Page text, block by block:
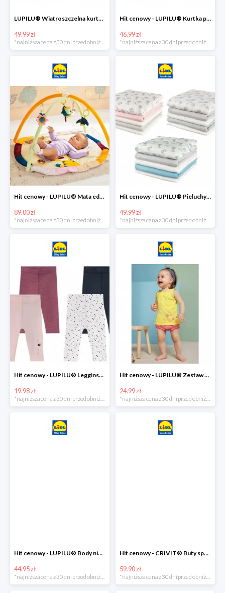
LUPILU® Wiatroszczelna kurtka dziecięca softshell, 1 sztuka
49.99 zł
Hit cenowy - LUPILU® Kurtka przeciwdeszczowa dziewczęca, 1 sztuka
46.99 zł
Hit cenowy - LUPILU® Mata edukacyjna dla niemowląt, 1 sztuka
89.00 zł
*najniższa cena z 30 dni przed obniżką
Hit cenowy - LUPILU® Pieluchy tetrowe 80x80 cm, z biobawełny, 5 sztuk
49.99 zł
*najniższa cena z 30 dni przed obniżką
Hit cenowy - LUPILU® Legginsy niemowlęce z biobawełną, 2 pary
19.98 zł
Hit cenowy - LUPILU® Zestaw dziecięcy z biobawełny (body + koszulka + spodenki), 1 komplet
24.99 zł
Hit cenowy - LUPILU® Body niemowlęce z biobawełny, z krótkim rękawem, 5 sztuk
44.95 zł
*najniższa cena z 30 dni przed obniżką
Hit cenowy - CRIVIT® Buty sportowe chłopięce WellWalk, 1 para
59.90 zł
*najniższa cena z 30 dni przed obniżką